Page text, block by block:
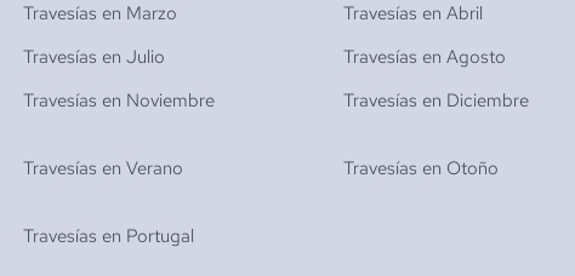
Travesías en Marzo Travesías en Abril
Travesías en Julio Travesías en Agosto
Travesías en Noviembre Travesías en Diciembre
Travesías en Verano Travesías en Otoño
Travesías en Portugal